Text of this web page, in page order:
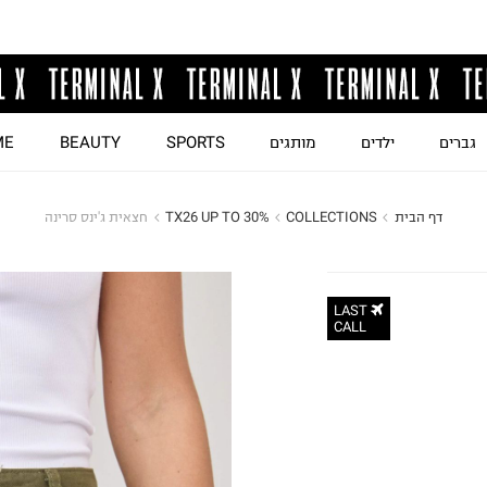
גברים ילדים מותגים SPORTS
BEAUTY
דף הבית COLLECTIONS
TX26 UP TO 30% חצאית ג'ינס סרינה
LAST
CALL